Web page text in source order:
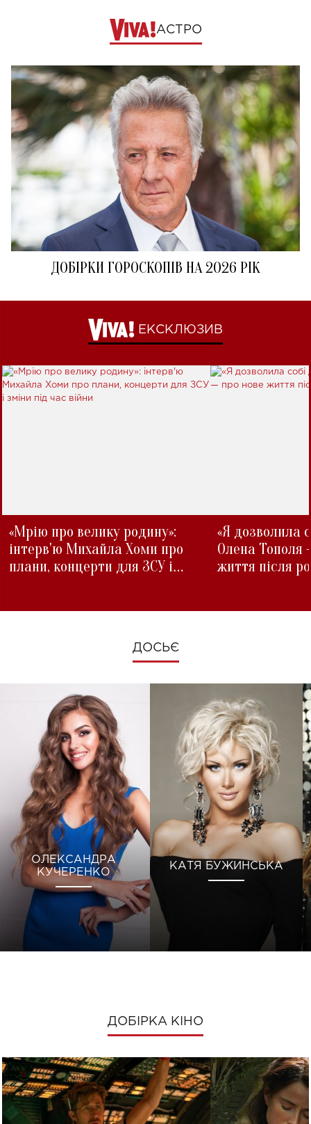
АСТРО
ДОБІРКИ ГОРОСКОПІВ НА 2026 РІК
ЕКСКЛЮЗИВ
«Мрію про велику родину»:
інтерв'ю Михайла Хоми про
плани, концерти для ЗСУ і
«Я дозволила
Олена Тополя
життя після
ДОСЬЄ
ОЛЕКСАНДРА
КУЧЕРЕНКО
КАТЯ БУЖИНСЬКА
ДОБІРКА КІНО